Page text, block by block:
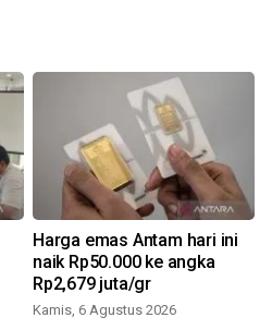
Harga emas Antam hari ini
naik Rp50.000 ke angka
Rp2,679 juta/gr
Kamis, 6 Agustus 2026